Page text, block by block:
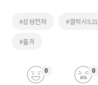
#삼성전자 #갤럭시S21
#출격
0 0